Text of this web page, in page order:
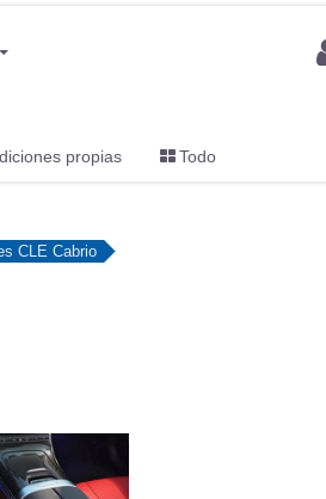
propias Todo
CLE Cabrio